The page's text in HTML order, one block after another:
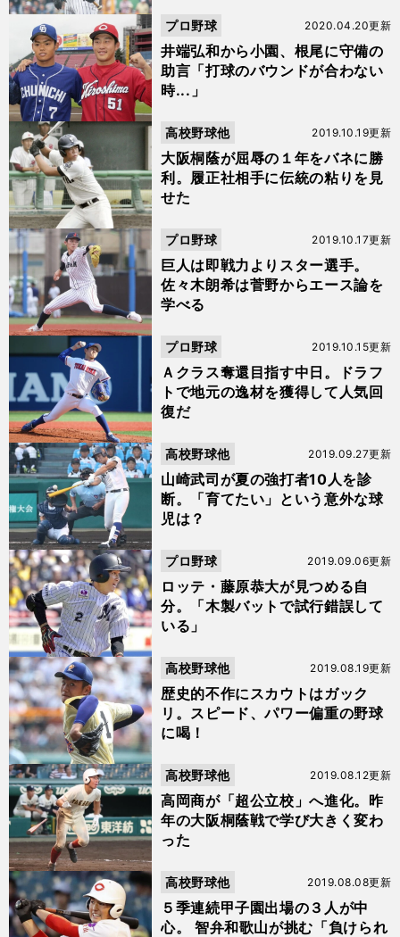
井端弘和から小園、根尾に守備の
助言「打球のバウンドが合わない
時...」
2020.04.20更新
プロ野球
大阪桐蔭が屈辱の１年をバネに勝
利。履正社相手に伝統の粘りを見
せた
2019.10.19更新
高校野球他
巨人は即戦力よりスター選手。
佐々木朗希は菅野からエース論を
学べる
2019.10.17更新
プロ野球
Ａクラス奪還目指す中日。ドラフ
トで地元の逸材を獲得して人気回
復だ
2019.10.15更新
プロ野球
山崎武司が夏の強打者10人を診
断。「育てたい」という意外な球
児は？
2019.09.27更新
高校野球他
ロッテ・藤原恭大が見つめる自
分。「木製バットで試行錯誤して
いる」
2019.09.06更新
プロ野球
歴史的不作にスカウトはガック
リ。スピード、パワー偏重の野球
に喝！
2019.08.19更新
高校野球他
高岡商が「超公立校」へ進化。昨
年の大阪桐蔭戦で学び大きく変わ
った
2019.08.12更新
高校野球他
５季連続甲子園出場の３人が中
心。 智弁和歌山が挑む「負けられ
2019.08.08更新
高校野球他